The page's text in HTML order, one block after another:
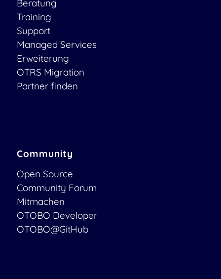
Beratung
Training
Support
Managed Services
Erweiterung
OTRS Migration
Partner finden
Community
Open Source
Community Forum
Mitmachen
OTOBO Developer
OTOBO@GitHub